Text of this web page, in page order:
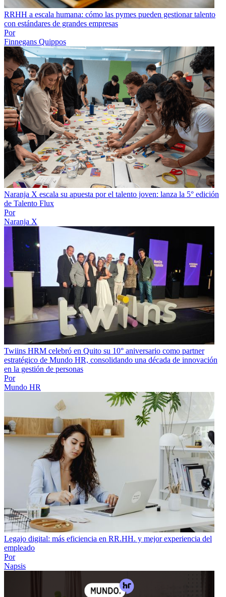
RRHH a escala humana: cómo las pymes pueden gestionar talento
con estándares de grandes empresas
Por
Finnegans Quippos
Naranja X escala su apuesta por el talento joven: lanza la 5° edición
de Talento Flux
Por
Naranja X
Twiins HRM celebró en Quito su 10° aniversario como partner
estratégico de Mundo HR, consolidando una década de innovación
en la gestión de personas
Por
Mundo HR
Legajo digital: más eficiencia en RR.HH. y mejor experiencia del
empleado
Por
Napsis